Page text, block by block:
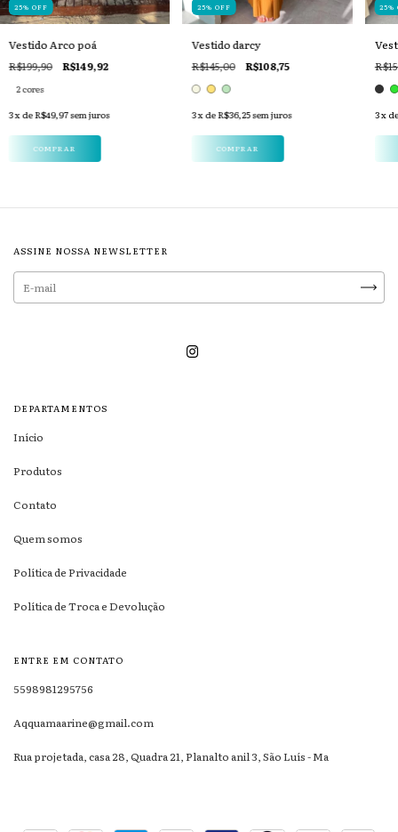
25% OFF
Vestido Arco poá
R$199,90 R$149,92
2 cores
3x deR$49,97sem juros
COMPRAR
25% OFF
Vestido darcy
R$145,00 R$108,75
3x deR$36,25sem juros
COMPRAR
25%
3x
ASSINE NOSSA NEWSLETTER
DEPARTAMENTOS
Início
Produtos
Contato
Quem somos
Política de Privacidade
Política de Troca e Devolução
ENTRE EM CONTATO
5598981295756
Aqquamaarine@gmail.com
Rua projetada, casa 28, Quadra 21, Planalto anil 3, São Luís - Ma